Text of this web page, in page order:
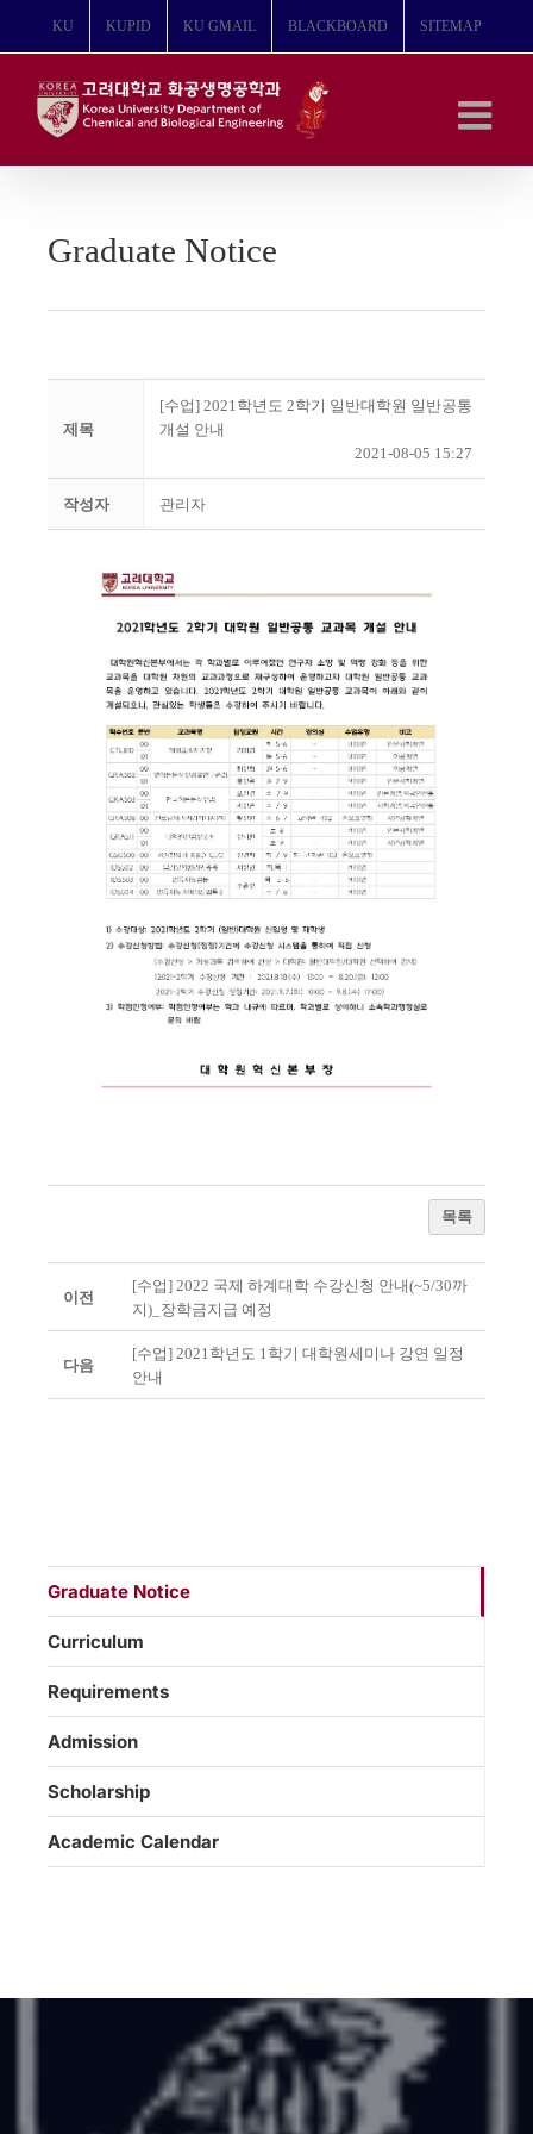
뛰
KU KUPID KU GMAIL BLACKBOARD SITEMAP
Graduate Notice
제목
[수업] 2021학년도 2학기 일반대학원 일반공통
개설 안내
2021-08-05 15:27
작성자 관리자
목록
이전
[수업] 2022 국제 하계대학 수강신청 안내(~5/30까
지)_장학금지급 예정
다음
[수업] 2021학년도 1학기 대학원세미나 강연 일정
안내
Graduate Notice
Curriculum
Requirements
Admission
Scholarship
Academic Calendar